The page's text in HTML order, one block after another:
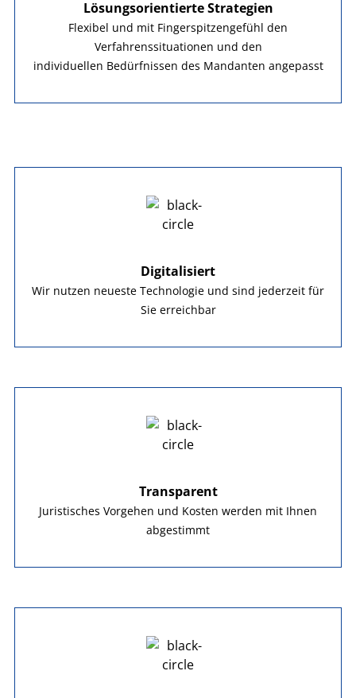
Lösungsorientierte Strategien
Flexibel und mit Fingerspitzengefühl den
Verfahrenssituationen und den
individuellen Bedürfnissen des Mandanten angepasst
Digitalisiert
Wir nutzen neueste Technologie und sind jederzeit für
Sie erreichbar
Transparent
Juristisches Vorgehen und Kosten werden mit Ihnen
abgestimmt